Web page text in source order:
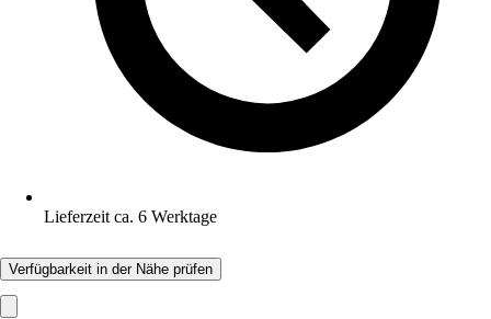
Lieferzeit ca. 6 Werktage
Verfügbarkeit in der Nähe prüfen